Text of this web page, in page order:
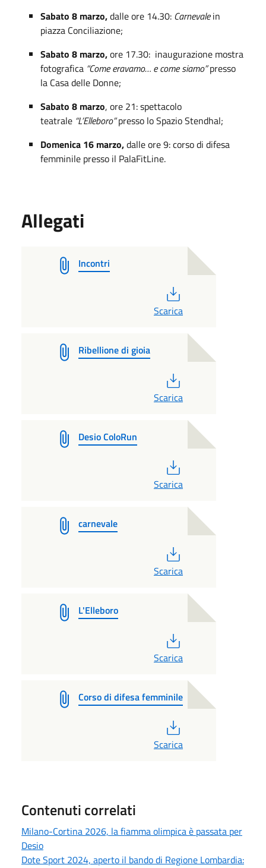
Sabato 8 marzo,dalle ore 14.30: Carnevalein
piazza Conciliazione;
Sabato 8 marzo,ore 17.30: inaugurazione mostra
fotografica “Come eravamo… e come siamo”presso
la Casa delle Donne;
Sabato 8 marzo, ore 21: spettacolo
teatrale “L’Elleboro”presso lo Spazio Stendhal;
Domenica 16 marzo,dalle ore 9: corso di difesa
femminile presso il PalaFitLine.
Allegati
Incontri
Scarica
Ribellione di gioia
Scarica
Desio ColoRun
Scarica
carnevale
Scarica
L'Elleboro
Scarica
Corso di difesa femminile
Scarica
Contenuti correlati
Milano-Cortina 2026, la fiamma olimpica è passata per
Desio
Dote Sport 2024, aperto il bando di Regione Lombardia: